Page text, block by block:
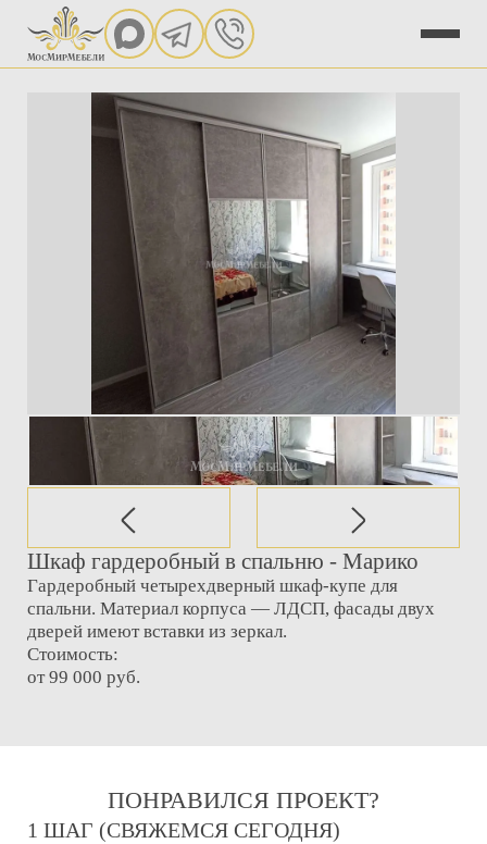
Шкаф гардеробный в спальню - Марико
Гардеробный четырехдверный шкаф-купе для
спальни. Материал корпуса — ЛДСП, фасады двух
дверей имеют вставки из зеркал.
Стоимость:
от 99 000 руб.
ПОНРАВИЛСЯ ПРОЕКТ?
1 ШАГ (СВЯЖЕМСЯ СЕГОДНЯ)